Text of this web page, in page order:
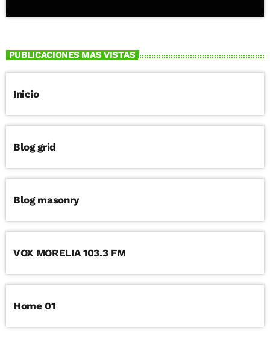
PUBLICACIONES MAS VISTAS
Inicio
Blog grid
Blog masonry
VOX MORELIA 103.3 FM
Home 01